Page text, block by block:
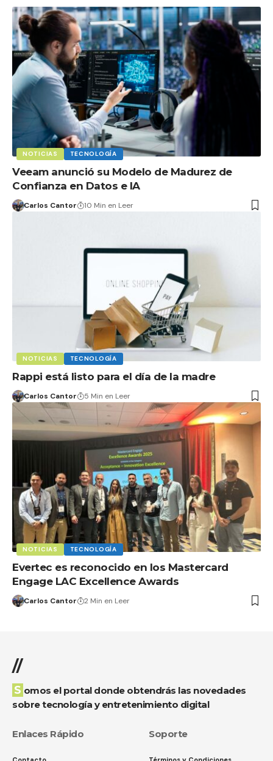
NOTICIAS TECNOLOGÍA
Veeam anunció su Modelo de Madurez de
Confianza en Datos e IA
Carlos Cantor 10 Min en Leer
NOTICIAS TECNOLOGÍA
Rappi está listo para el día de la madre
Carlos Cantor 5 Min en Leer
NOTICIAS TECNOLOGÍA
Evertec es reconocido en los Mastercard
Engage LAC Excellence Awards
Carlos Cantor 2 Min en Leer
//
Somos el portal donde obtendrás las novedades
sobre tecnología y entretenimiento digital
Enlaces Rápido Soporte